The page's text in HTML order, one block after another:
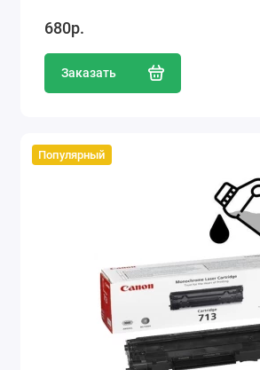
680р.
Заказать
Популярный